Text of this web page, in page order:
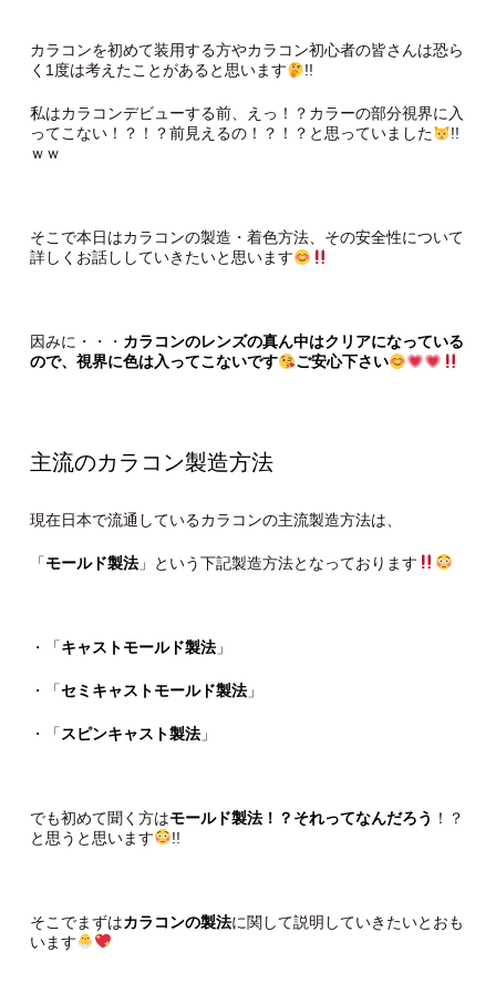
カラコンを初めて装用する方やカラコン初心者の皆さんは恐ら
く1度は考えたことがあると思います
!!
私はカラコンデビューする前、えっ！？カラーの部分視界に入
ってこない！？！？前見えるの！？！？と思っていました
!!
ｗｗ
そこで本日はカラコンの製造・着色方法、その安全性について
詳しくお話ししていきたいと思います
因みに・・・ カラコンのレンズの真ん中はクリアになっている
ので、視界に色は入ってこないです
ご安心下さい
主流のカラコン製造方法
現在日本で流通しているカラコンの主流製造方法は、
「モールド製法」という下記製造方法となっております
・「キャストモールド製法」
・「セミキャストモールド製法」
・「スピンキャスト製法」
でも初めて聞く方はモールド製法！？それってなんだろう ！？
と思うと思います
!!
そこでまずはカラコンの製法に関して説明していきたいとおも
います